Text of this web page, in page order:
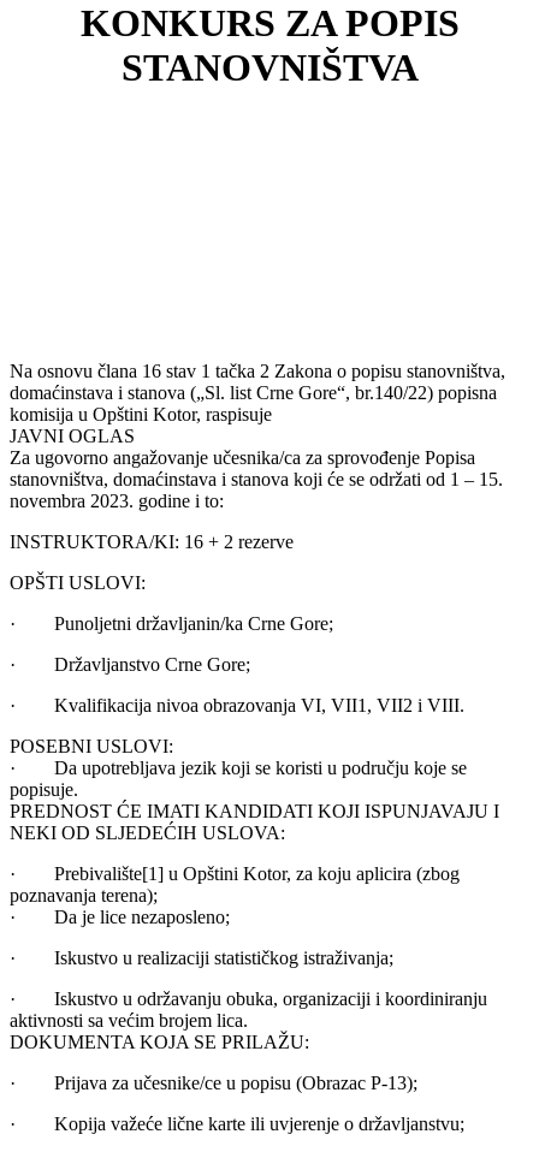
KONKURS ZA POPIS
STANOVNIŠTVA
Na osnovu člana 16 stav 1 tačka 2 Zakona o popisu stanovništva,
domaćinstava i stanova („Sl. list Crne Gore“, br.140/22) popisna
komisija u Opštini Kotor, raspisuje
JAVNI OGLAS
Za ugovorno angažovanje učesnika/ca za sprovođenje Popisa
stanovništva, domaćinstava i stanova koji će se održati od 1 – 15.
novembra 2023. godine i to:
INSTRUKTORA/KI: 16 + 2 rezerve
OPŠTI USLOVI:
· Punoljetni državljanin/ka Crne Gore;
· Državljanstvo Crne Gore;
· Kvalifikacija nivoa obrazovanja VI, VII1, VII2 i VIII.
POSEBNI USLOVI:
· Da upotrebljava jezik koji se koristi u području koje se
popisuje.
PREDNOST ĆE IMATI KANDIDATI KOJI ISPUNJAVAJU I
NEKI OD SLJEDEĆIH USLOVA:
· Prebivalište[1] u Opštini Kotor, za koju aplicira (zbog
poznavanja terena);
· Da je lice nezaposleno;
· Iskustvo u realizaciji statističkog istraživanja;
· Iskustvo u održavanju obuka, organizaciji i koordiniranju
aktivnosti sa većim brojem lica.
DOKUMENTA KOJA SE PRILAŽU:
· Prijava za učesnike/ce u popisu (Obrazac P-13);
· Kopija važeće lične karte ili uvjerenje o državljanstvu;